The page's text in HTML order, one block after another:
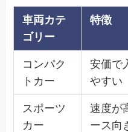
車両カテ
ゴリー
特徴
コンパク
トカー
安価で
やすい
スポーツ
カー
速度が
ース向